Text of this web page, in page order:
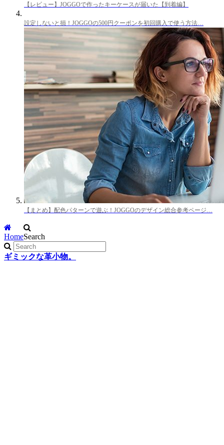
【レビュー】JOGGOで作ったキーケースが届いた【到着編】
設定しないと損！JOGGOの500円クーポンを初回購入で使う方法…
【まとめ】配色パターンで遊ぶ！JOGGOのデザイン総合参考ページ…
HomeSearch
ギミックな革小物。